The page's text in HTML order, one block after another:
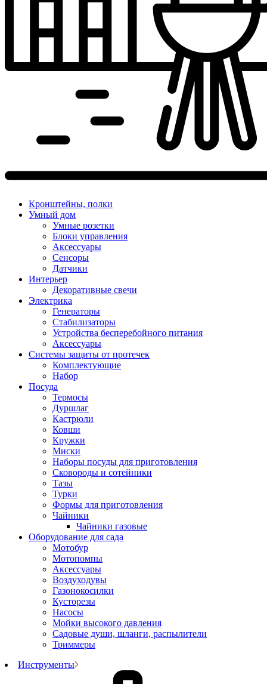
Кронштейны, полки
Умный дом
Умные розетки
Блоки управления
Аксессуары
Сенсоры
Датчики
Интерьер
Декоративные свечи
Электрика
Генераторы
Стабилизаторы
Устройства бесперебойного питания
Аксессуары
Системы защиты от протечек
Комплектующие
Набор
Посуда
Термосы
Дуршлаг
Кастрюли
Ковши
Кружки
Миски
Наборы посуды для приготовления
Сковороды и сотейники
Тазы
Турки
Формы для приготовления
Чайники
Чайники газовые
Оборудование для сада
Мотобур
Мотопомпы
Аксессуары
Воздуходувы
Газонокосилки
Кусторезы
Насосы
Мойки высокого давления
Садовые души, шланги, распылители
Триммеры
Инструменты